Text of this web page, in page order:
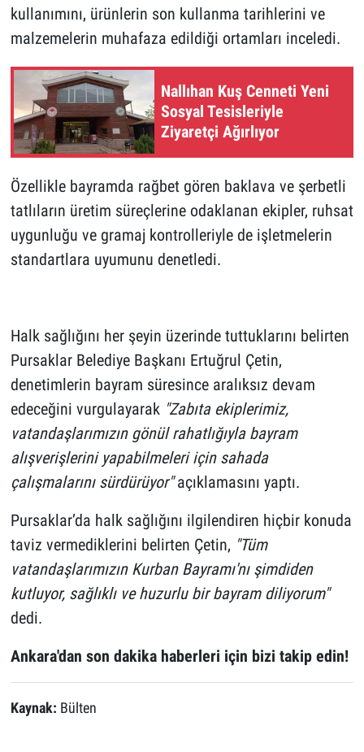
kullanımını, ürünlerin son kullanma tarihlerini ve
malzemelerin muhafaza edildiği ortamları inceledi.
Nallıhan Kuş Cenneti Yeni
Sosyal Tesisleriyle
Ziyaretçi Ağırlıyor
Özellikle bayramda rağbet gören baklava ve şerbetli
tatlıların üretim süreçlerine odaklanan ekipler, ruhsat
uygunluğu ve gramaj kontrolleriyle de işletmelerin
standartlara uyumunu denetledi.
Halk sağlığını her şeyin üzerinde tuttuklarını belirten
Pursaklar Belediye Başkanı Ertuğrul Çetin,
denetimlerin bayram süresince aralıksız devam
edeceğini vurgulayarak "Zabıta ekiplerimiz,
vatandaşlarımızın gönül rahatlığıyla bayram
alışverişlerini yapabilmeleri için sahada
çalışmalarını sürdürüyor"açıklamasını yaptı.
Pursaklar’da halk sağlığını ilgilendiren hiçbir konuda
taviz vermediklerini belirten Çetin, "Tüm
vatandaşlarımızın Kurban Bayramı'nı şimdiden
kutluyor, sağlıklı ve huzurlu bir bayram diliyorum"
dedi.
Ankara'dan son dakika haberleri için bizi takip edin!
Kaynak: Bülten